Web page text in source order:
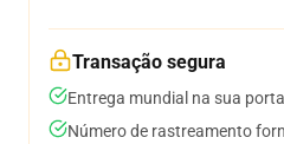
Transação segura
Entrega mundial na sua porta
Número de rastreamento